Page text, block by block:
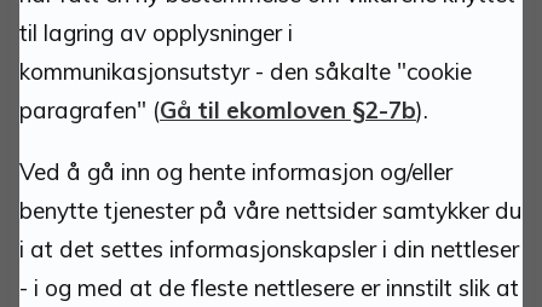
Adresse:
Tynset kommune
Torvgata 1
Org.nr.: 940837685
Kommunenummer: 3427
til lagring av opplysninger i
kommunikasjonsutstyr - den såkalte "cookie
paragrafen" (Gå til ekomloven §2-7b).
Ved å gå inn og hente informasjon og/eller
benytte tjenester på våre nettsider samtykker du
i at det settes informasjonskapsler i din nettleser
- i og med at de fleste nettlesere er innstilt slik at